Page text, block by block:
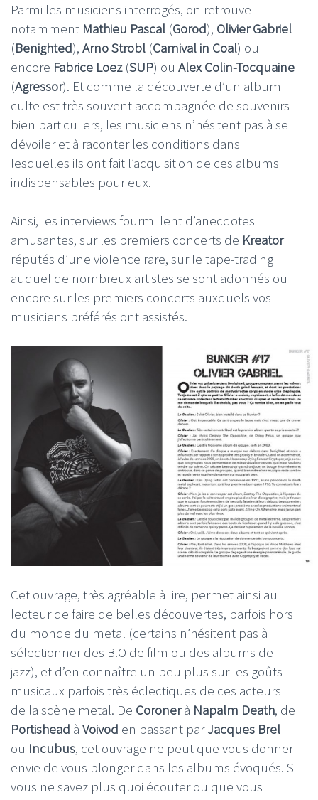
Parmi les musiciens interrogés, on retrouve
notamment Mathieu Pascal (Gorod), Olivier Gabriel
(Benighted), Arno Strobl (Carnival in Coal) ou
encore Fabrice Loez(SUP) ou Alex Colin-Tocquaine
(Agressor). Et comme la découverte d’un album
culte est très souvent accompagnée de souvenirs
bien particuliers, les musiciens n’hésitent pas à se
dévoiler et à raconter les conditions dans
lesquelles ils ont fait l’acquisition de ces albums
indispensables pour eux.
Ainsi, les interviews fourmillent d’anecdotes
amusantes, sur les premiers concerts de Kreator
réputés d’une violence rare, sur le tape-trading
auquel de nombreux artistes se sont adonnés ou
encore sur les premiers concerts auxquels vos
musiciens préférés ont assistés.
Cet ouvrage, très agréable à lire, permet ainsi au
lecteur de faire de belles découvertes, parfois hors
du monde du metal (certains n’hésitent pas à
sélectionner des B.O de film ou des albums de
jazz), et d’en connaître un peu plus sur les goûts
musicaux parfois très éclectiques de ces acteurs
de la scène metal. De Coronerà Napalm Death, de
Portishead à Voivod en passant parJacques Brel
ou Incubus, cet ouvrage ne peut que vous donner
envie de vous plonger dans les albums évoqués. Si
vous ne savez plus quoi écouter ou que vous